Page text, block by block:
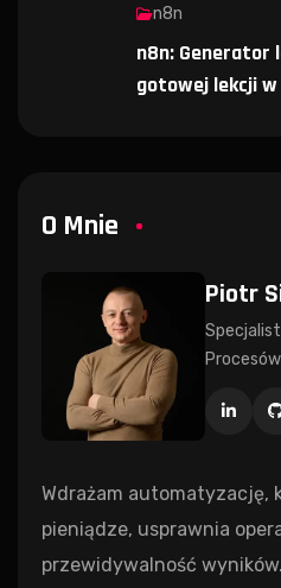
n8n
n8n: Generator
gotowej lekcji
O Mnie
Piotr
Procesów
Wdrażam automatyzację,
pieniądze, usprawnia
przewidywalność